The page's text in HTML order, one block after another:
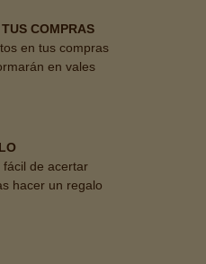
COMPRAS
en tus compras
en vales
de acertar
hacer un regalo